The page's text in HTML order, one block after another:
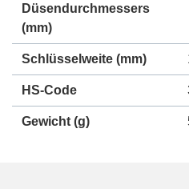
Düsendurchmessers
(mm)
Schlüsselweite (mm)
HS-Code
Gewicht (g)